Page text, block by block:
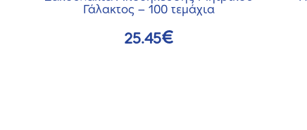
Γάλακτος – 100 τεμάχια
25.45€